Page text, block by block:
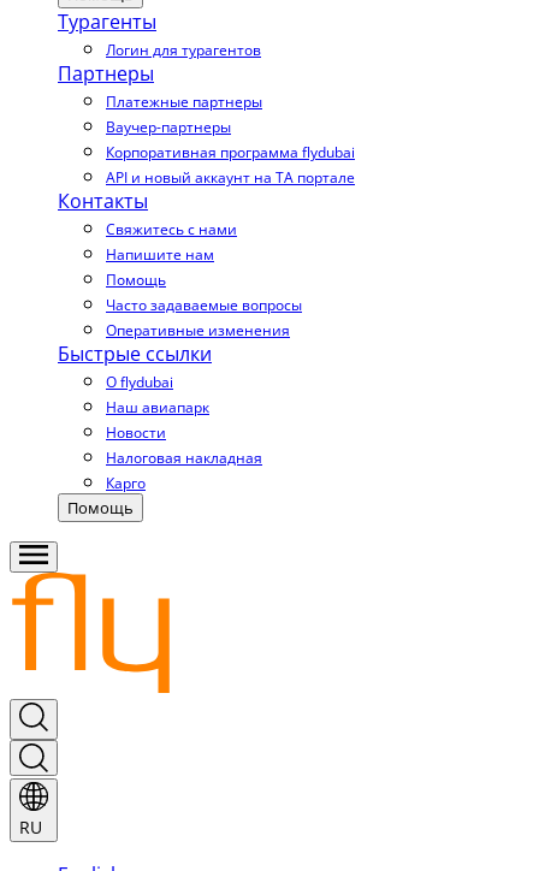
Турагенты
Логин для турагентов
Партнеры
Платежные партнеры
Ваучер-партнеры
Корпоративная программа flydubai
API и новый аккаунт на TA портале
Контакты
Свяжитесь с нами
Напишите нам
Помощь
Часто задаваемые вопросы
Оперативные изменения
Быстрые ссылки
О flydubai
Наш авиапарк
Новости
Налоговая накладная
Карго
Помощь
RU